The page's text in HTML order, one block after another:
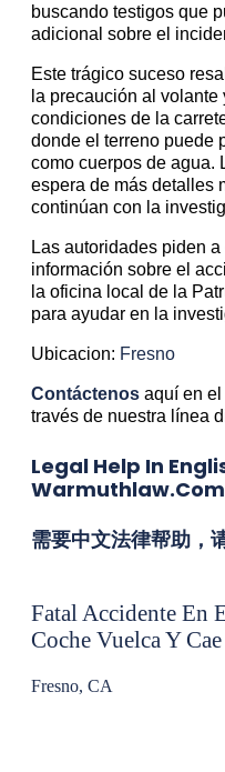
buscando testigos que
adicional sobre el
Este trágico suceso
la precaución al
condiciones de la
donde el terreno puede
como cuerpos de agua.
espera de más detalles
continúan con la
Las autoridades piden
información sobre el
la oficina local de la
para ayudar en la
Ubicacion: Fresno
Contáctenos aquí en
través de nuestra línea
Legal Help In
Warmuthlaw.com
需要中文法律帮助
Fatal Accidente En
Coche Vuelca Y
Fresno, CA